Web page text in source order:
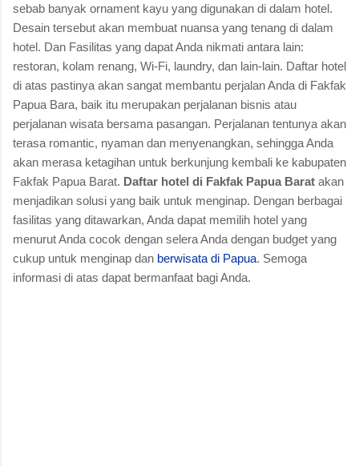
sebab banyak ornament kayu yang digunakan di dalam hotel.
Desain tersebut akan membuat nuansa yang tenang di dalam
hotel. Dan Fasilitas yang dapat Anda nikmati antara lain:
restoran, kolam renang, Wi-Fi, laundry, dan lain-lain. Daftar hotel
di atas pastinya akan sangat membantu perjalan Anda di Fakfak
Papua Bara, baik itu merupakan perjalanan bisnis atau
perjalanan wisata bersama pasangan. Perjalanan tentunya akan
terasa romantic, nyaman dan menyenangkan, sehingga Anda
akan merasa ketagihan untuk berkunjung kembali ke kabupaten
Fakfak Papua Barat. Daftar hotel di Fakfak Papua Barat akan
menjadikan solusi yang baik untuk menginap. Dengan berbagai
fasilitas yang ditawarkan, Anda dapat memilih hotel yang
menurut Anda cocok dengan selera Anda dengan budget yang
cukup untuk menginap dan berwisata di Papua. Semoga
informasi di atas dapat bermanfaat bagi Anda.